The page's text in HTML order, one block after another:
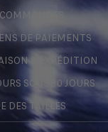
COMMANDES
DE PAIEMENTS
& EXPÉDITION
SOUS 30 JOURS
DES TAILLES